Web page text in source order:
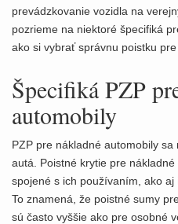
prevádzkovanie vozidla na
pozrieme na niektoré špecifiká
ako si vybrať správnu poistku pre
Špecifiká PZP
automobily
PZP pre nákladné automobily
autá. Poistné krytie pre
spojené s ich používaním, ako
To znamená, že poistné sumy
sú často vyššie ako pre osobné